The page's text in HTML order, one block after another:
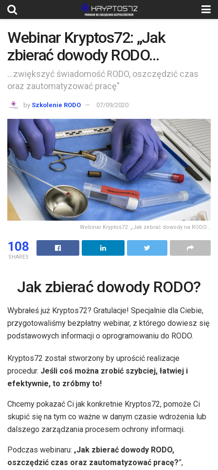
Webinar Kryptos72: „Jak
zbierać dowody RODO…
...zwiększyć świadomość RODO, oszczędzić czas
oraz zautomatyzować pracę"
by Szkolenie RODO 07/09/2020
Webinar Kryptos72: „Jak zebrać dowody na RODO...
108
SHARES
Jak zbierać dowody RODO?
Wybrałeś już Kryptos72? Gratulacje! Specjalnie dla Ciebie,
przygotowaliśmy bezpłatny webinar, z którego dowiesz się
podstawowych informacji o oprogramowaniu do RODO.
Kryptos72 został stworzony by uprościć realizacje
procedur. Jeśli coś można zrobić szybciej, łatwiej i
efektywnie, to zróbmy to!
Chcemy pokazać Ci jak konkretnie Kryptos72, pomoże Ci
skupić się na tym co ważne w danym czasie wdrożenia lub
dalszego zarządzania procesem ochrony informacji.
Podczas webinaru: „Jak zbierać dowody RODO,
oszczędzić czas oraz zautomatyzować pracę?”,